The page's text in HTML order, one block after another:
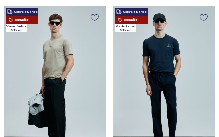
Ücretsiz Kargo
Новый Продукт
Vade farksız
6 Taksit
Ücretsiz Kargo
Новый Продукт
Vade farksız
6 Taksit